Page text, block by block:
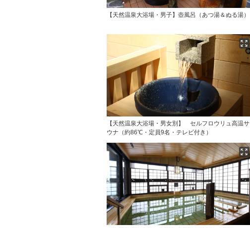
【天然温泉大浴場・男子】壺風呂（あつ湯＆ぬる湯）
【天然温泉大浴場・男女別】 セルフロウリュ高温サ
ウナ（約86℃・定員9名・テレビ付き）